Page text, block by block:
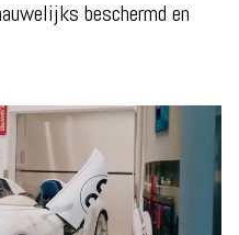
beschermd en